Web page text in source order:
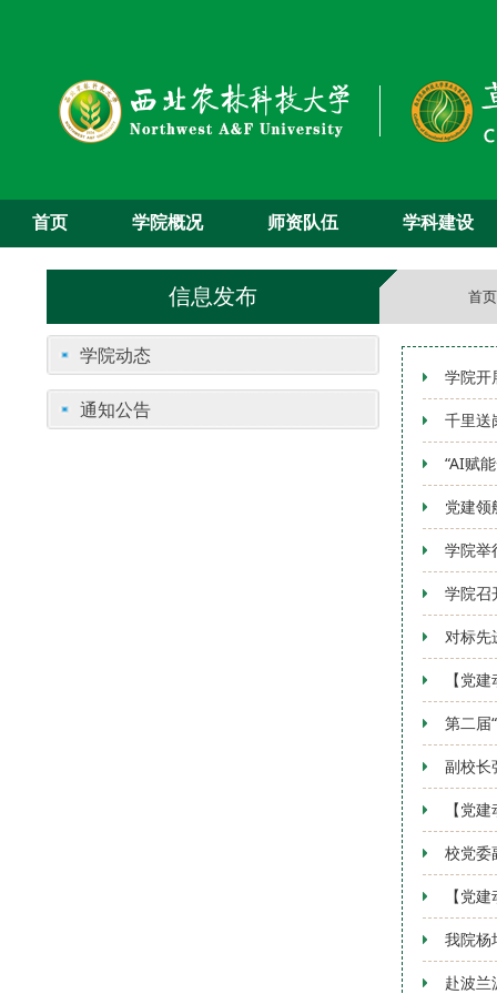
首页 学院概况 师资队伍 学科建设
信息发布 首页
学院动态
通知公告
学院开
千里送
“AI赋
党建
学院举
学院召
对标先
【党
第二届
副校长
【党
校党委
【党
我院杨
赴波兰